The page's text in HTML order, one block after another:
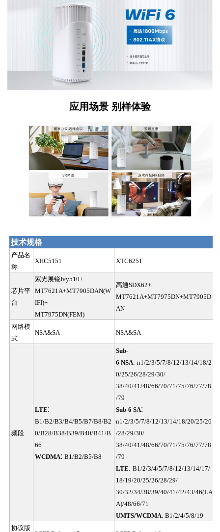
应用场景 别样体验
技术规格
产品名
称
XHC5151 XTC6251
芯片平
台
紫光展锐Ivy510+
MT7621A+MT7905DAN(W
IFI)+
MT7975DN(FEM)
高通SDX62+
MT7621A+MT7975DN+MT7905D
AN
网络模
式
NSA&SA NSA&SA
频段
LTE:
B1/B2/B3/B4/B5/B7/B8/B2
0/B28/B38/B39/B40/B41/B
66
WCDMA:B1/B2/B5/B8
Sub-
6 NSA: n1/2/3/5/7/8/12/13/14/18/2
0/25/26/28/29/30/
38/40/41/48/66/70/71/75/76/77/78
/79
Sub-6 SA:
n1/2/3/5/7/8/12/13/14/18/20/25/26
/28/29/30/
38/40/41/48/66/70/71/75/76/77/78
/79
LTE: B1/2/3/4/5/7/8/12/13/14/17/
18/19/20/25/26/28/29/
30/32/34/38/39/40/41/42/43/46(LA
A)/48/66/71
UMTS/WCDMA: B1/2/4/5/8/19
协议版